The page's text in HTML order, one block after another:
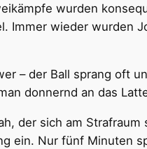
wurden
Immer wieder wurden
– der Ball sprang oft
donnernd an das
der sich am
ein. Nur fünf Minuten